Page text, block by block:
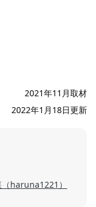
2021年11月取材
2022年1月18日更新
haruna1221）